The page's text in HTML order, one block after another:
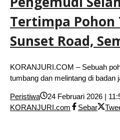
Tertimpa Pohon
Sunset Road,
KORANJURI.COM – Sebuah
tumbang dan melintang di badan
Peristiwa 24 Februari 2026 |
KORANJURI.com
Sebar